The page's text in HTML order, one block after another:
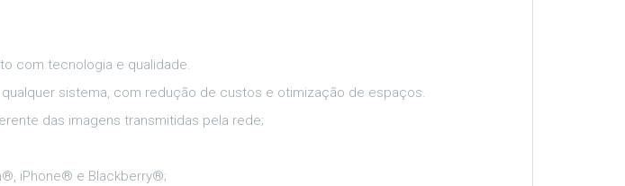
com tecnologia e qualidade.
sistema, com redução de custos e otimização de espaços.
das imagens transmitidas pela rede;
iPhone® e Blackberry®;